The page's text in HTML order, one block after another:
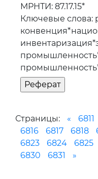
МРНТИ: 87.17.15*
Ключевые слова:
Страницы: « 6811
6816
6817 6818
6823
6824 6825
6830
6831 »